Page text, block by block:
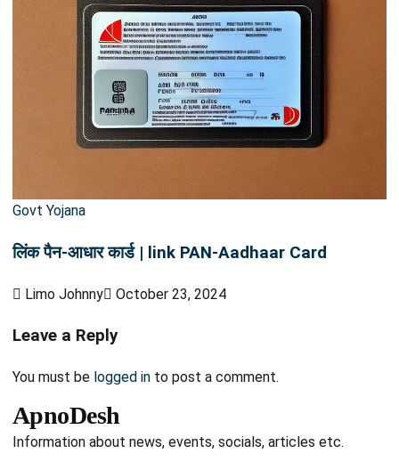
Govt Yojana
लिंक पैन-आधार कार्ड | link PAN-Aadhaar Card
Limo Johnny October 23, 2024
Leave a Reply
You must be logged in to post a comment.
ApnoDesh
Information about news, events, socials, articles etc.